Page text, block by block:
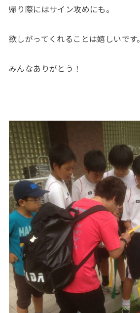
帰り際にはサイン攻めにも。
欲しがってくれることは嬉しいです。
みんなありがとう！